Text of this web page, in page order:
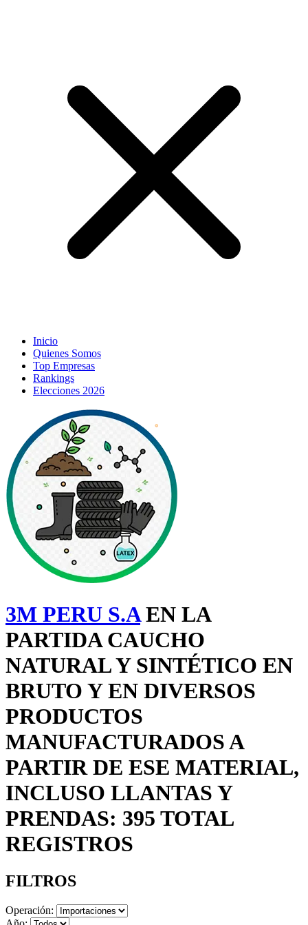
Inicio
Quienes Somos
Top Empresas
Rankings
Elecciones 2026
3M PERU S.AEN LA
PARTIDA CAUCHO
NATURAL Y SINTÉTICO EN
BRUTO Y EN DIVERSOS
PRODUCTOS
MANUFACTURADOS A
PARTIR DE ESE MATERIAL,
INCLUSO LLANTAS Y
PRENDAS: 395 TOTAL
REGISTROS
FILTROS
Operación: